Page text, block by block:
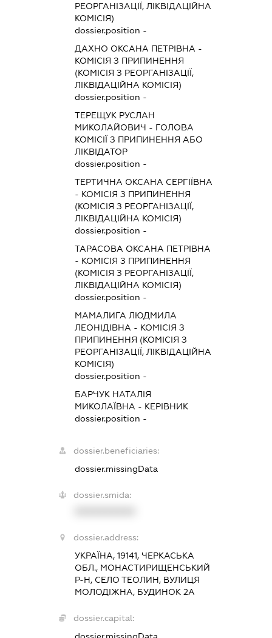
РЕОРГАНІЗАЦІЇ, ЛІКВІДАЦІЙНА
КОМІСІЯ)
dossier.position -
ДАХНО ОКСАНА ПЕТРІВНА -
КОМІСІЯ З ПРИПИНЕННЯ
(КОМІСІЯ З РЕОРГАНІЗАЦІЇ,
ЛІКВІДАЦІЙНА КОМІСІЯ)
dossier.position -
ТЕРЕЩУК РУСЛАН
МИКОЛАЙОВИЧ - ГОЛОВА
КОМІСІЇ З ПРИПИНЕННЯ АБО
ЛІКВІДАТОР
dossier.position -
ТЕРТИЧНА ОКСАНА СЕРГІЇВНА
- КОМІСІЯ З ПРИПИНЕННЯ
(КОМІСІЯ З РЕОРГАНІЗАЦІЇ,
ЛІКВІДАЦІЙНА КОМІСІЯ)
dossier.position -
ТАРАСОВА ОКСАНА ПЕТРІВНА
- КОМІСІЯ З ПРИПИНЕННЯ
(КОМІСІЯ З РЕОРГАНІЗАЦІЇ,
ЛІКВІДАЦІЙНА КОМІСІЯ)
dossier.position -
МАМАЛИГА ЛЮДМИЛА
ЛЕОНІДІВНА - КОМІСІЯ З
ПРИПИНЕННЯ (КОМІСІЯ З
РЕОРГАНІЗАЦІЇ, ЛІКВІДАЦІЙНА
КОМІСІЯ)
dossier.position -
БАРЧУК НАТАЛІЯ
МИКОЛАЇВНА - КЕРІВНИК
dossier.position -
dossier.beneficiaries:
dossier.missingData
dossier.smida:
dossier.address:
УКРАЇНА, 19141, ЧЕРКАСЬКА
ОБЛ., МОНАСТИРИЩЕНСЬКИЙ
Р-Н, СЕЛО ТЕОЛИН, ВУЛИЦЯ
МОЛОДІЖНА, БУДИНОК 2А
dossier.capital: